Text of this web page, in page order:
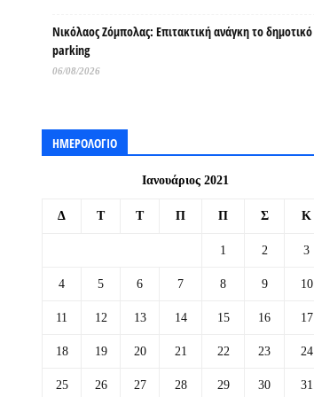
Νικόλαος Ζόμπολας: Επιτακτική ανάγκη το δημοτικό
parking
06/08/2026
ΗΜΕΡΟΛΟΓΙΟ
Ιανουάριος 2021
Δ Τ Τ Π Π Σ Κ
1 2 3
4 5 6 7 8 9 10
11 12 13 14 15 16 17
18 19 20 21 22 23 24
25 26 27 28 29 30 31